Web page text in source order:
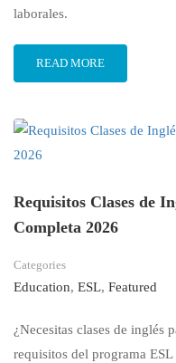
laborales.
READ MORE
Requisitos Clases de
Completa 2026
Categories
Education, ESL, Featured
¿Necesitas clases de inglés
requisitos del programa